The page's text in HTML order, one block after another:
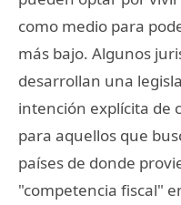
como medio para
más bajo. Algunos
desarrollan una
intención explícita de
para aquellos que
países de donde
"competencia fiscal"